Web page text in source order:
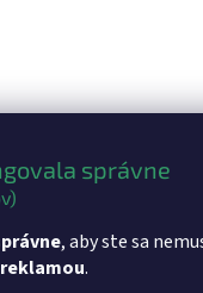
správne
, aby ste sa
.